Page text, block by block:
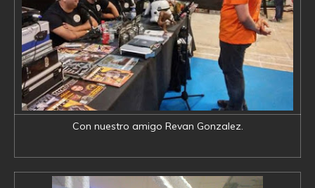
Con nuestro amigo Revan Gonzalez.